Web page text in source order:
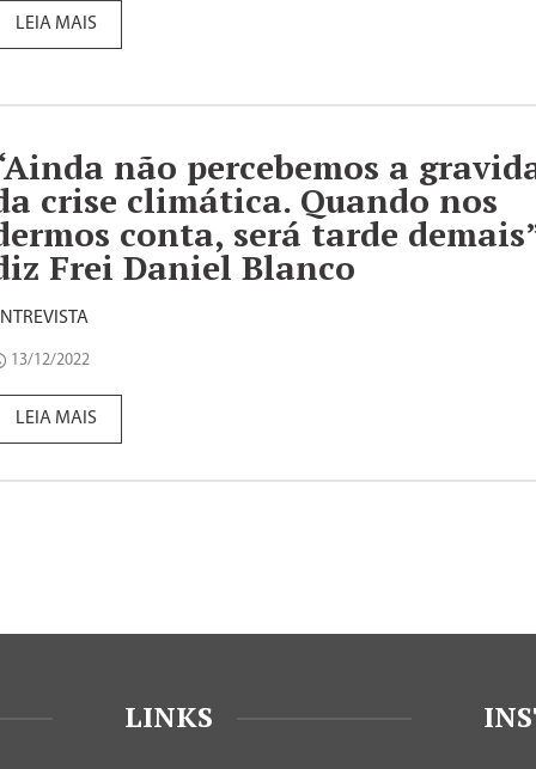
LEIA MAIS
não percebemos a
crise climática. Quando nos
conta, será tarde
Frei Daniel Blanco
13/12/2022
LEIA MAIS
LINKS